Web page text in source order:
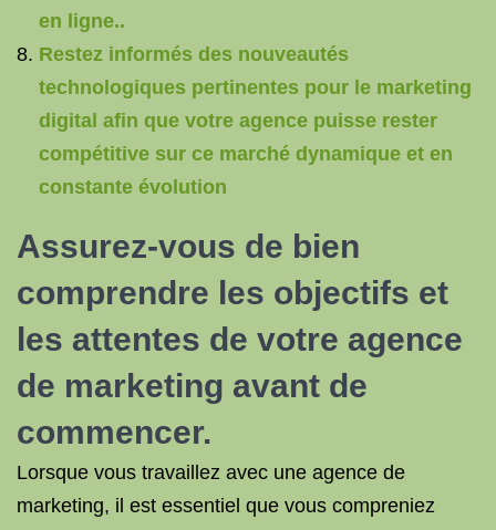
en ligne..
Restez informés des nouveautés
technologiques pertinentes pour le marketing
digital afin que votre agence puisse rester
compétitive sur ce marché dynamique et en
constante évolution
Assurez-vous de bien
comprendre les objectifs et
les attentes de votre agence
de marketing avant de
commencer.
Lorsque vous travaillez avec une agence de
marketing, il est essentiel que vous compreniez